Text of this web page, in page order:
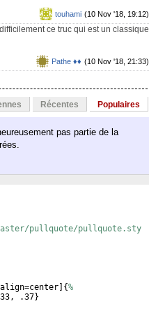
(10 Nov '18, 19:12)
touhami
ce truc qui est un classique
(10 Nov '18, 21:33)
Pathe ♦♦
Récentes Populaires
pas partie de la
pullquote/pullquote.sty
{%
.37}